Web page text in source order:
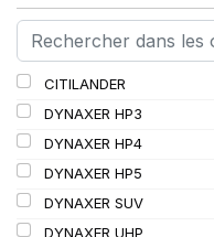
110/108
112A8/109B
114/111
115/113
116/113
116/114
127/127
CITILANDER
DYNAXER HP3
DYNAXER HP4
DYNAXER HP5
DYNAXER SUV
DYNAXER UHP